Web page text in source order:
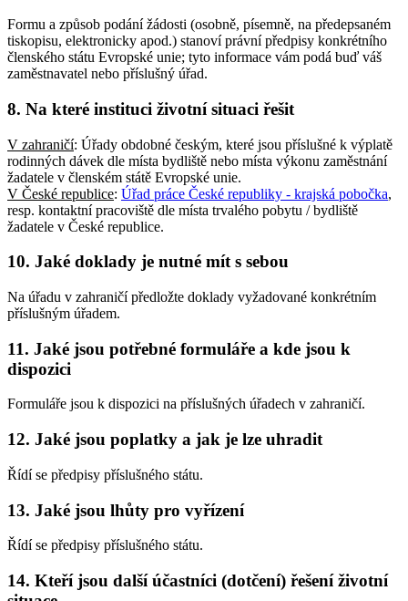
Formu a způsob podání žádosti (osobně, písemně, na předepsaném
tiskopisu, elektronicky apod.) stanoví právní předpisy konkrétního
členského státu Evropské unie; tyto informace vám podá buď váš
zaměstnavatel nebo příslušný úřad.
8. Na které instituci životní situaci řešit
V zahraničí: Úřady obdobné českým, které jsou příslušné k výplatě
rodinných dávek dle místa bydliště nebo místa výkonu zaměstnání
žadatele v členském státě Evropské unie.
V České republice: Úřad práce České republiky - krajská pobočka,
resp. kontaktní pracoviště dle místa trvalého pobytu / bydliště
žadatele v České republice.
10. Jaké doklady je nutné mít s sebou
Na úřadu v zahraničí předložte doklady vyžadované konkrétním
příslušným úřadem.
11. Jaké jsou potřebné formuláře a kde jsou k
dispozici
Formuláře jsou k dispozici na příslušných úřadech v zahraničí.
12. Jaké jsou poplatky a jak je lze uhradit
Řídí se předpisy příslušného státu.
13. Jaké jsou lhůty pro vyřízení
Řídí se předpisy příslušného státu.
14. Kteří jsou další účastníci (dotčení) řešení životní